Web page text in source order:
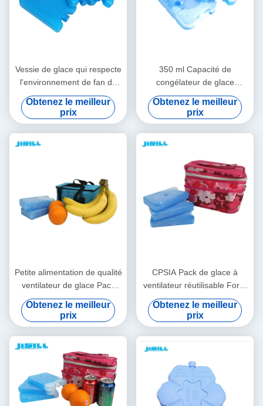
Vessie de glace qui respecte
l'environnement de fan de
catégorie comestible
réutilisable avec les matières
plastiques dures de Shell
Obtenez le meilleur
prix
350 ml Capacité de
congélateur de glace
durable Non toxique Pour le
panier de crème glacée Pour
les aliments surgelés
Obtenez le meilleur
prix
Petite alimentation de qualité
ventilateur de glace Pack
Isolation HDPE + gel
Matériau pour les chaudes
journées d'été Pour les
aliments surgelés
Obtenez le meilleur
prix
CPSIA Pack de glace à
ventilateur réutilisable Forte
étanchéité pour pique-nique
et barbecue à l'extérieur
Pour les aliments surgelés
Obtenez le meilleur
prix